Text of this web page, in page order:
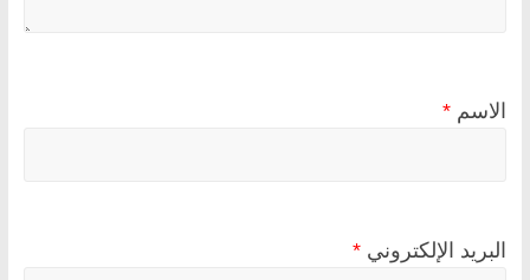
الاسم *
البريد الإلكتروني *